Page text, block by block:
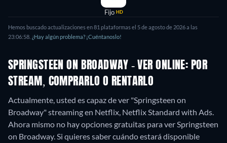
Fijo HD
Hemos buscado actualizaciones en 81 plataformas el 5 de agosto de 2026 a las
23:06:58. ¿Hay algún problema? ¡Cuéntanoslo!
SPRINGSTEEN ON BROADWAY - VER ONLINE: POR
STREAM, COMPRARLO O RENTARLO
Actualmente, usted es capaz de ver "Springsteen on
Broadway" streaming en Netflix, Netflix Standard with Ads.
Ahora mismo no hay opciones gratuitas para ver Springsteen
on Broadway. Si quieres saber cuándo estará disponible